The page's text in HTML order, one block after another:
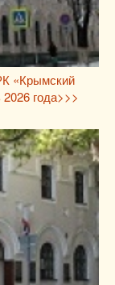
«Крымский
года>>>